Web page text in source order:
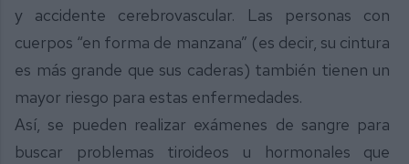
y accidente cerebrovascular. Las personas con
cuerpos “en forma de manzana” (es decir, su cintura
es más grande que sus caderas) también tienen un
mayor riesgo para estas enfermedades.
Así, se pueden realizar exámenes de sangre para
buscar problemas tiroideos u hormonales que